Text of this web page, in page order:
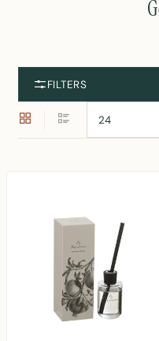
FILTERS